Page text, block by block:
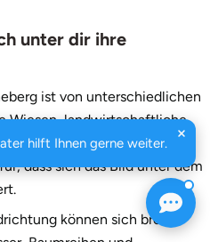
unter dir ihre
ist von unterschiedlichen
Wiesen, landwirtschaftliche
die Übergänge zwischen
dass sich das Bild unter dem
können sich breite
hilft Ihnen gerne weiter.